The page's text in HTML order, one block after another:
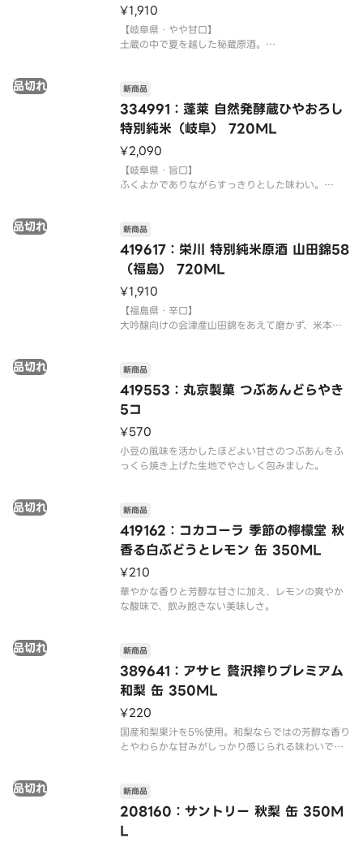
¥1,910
【岐阜県・やや甘口】
土蔵の中で夏を越した秘蔵原酒。
※商品画像とお届け商品のパッケージが異なる場合
がございます。予めご了承ください。
※専用化粧箱等のご用意はございません。
※包装やラッピングは承っておりません。
※冷や
334991：蓬莱 自然発酵蔵ひやおろし
特別純米（岐阜） 720ML
品切れ 新商品
¥2,090
【岐阜県・旨口】
ふくよかでありながらすっきりとした味わい。
※商品画像とお届け商品のパッケージが異なる場合
がございます。予めご了承ください。
※専用化粧箱等のご用意はございません。
※包装やラッピングは承っておりません。
419617：栄川 特別純米原酒 山田錦58
（福島） 720ML
品切れ 新商品
¥1,910
【福島県・辛口】
大吟醸向けの会津産山田錦をあえて磨かず、米本来
419553：丸京製菓 つぶあんどらやき
5コ
品切れ 新商品
¥570
小豆の風味を活かしたほどよい甘さのつぶあんをふ
419162：コカコーラ 季節の檸檬堂 秋
香る白ぶどうとレモン 缶 350ML
品切れ 新商品
¥210
華やかな香りと芳醇な甘さに加え、レモンの爽やか
389641：アサヒ 贅沢搾りプレミアム
和梨 缶 350ML
品切れ 新商品
¥220
国産和梨果汁を5％使用。和梨ならではの芳醇な香り
とやわらかな甘みがしっかり感じられる味わいで
208160：サントリー 秋梨 缶 350M
L
品切れ 新商品